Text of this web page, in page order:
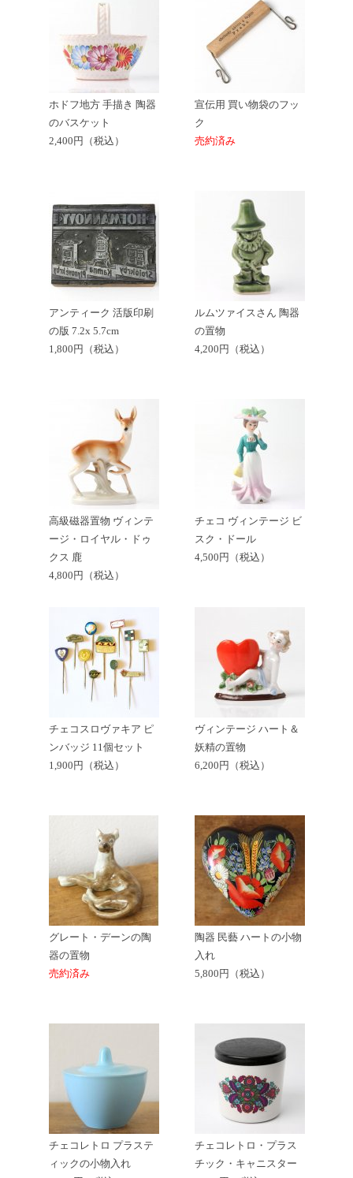
ホドフ地方 手描き 陶器
のバスケット
2,400円（税込）
宣伝用 買い物袋のフッ
ク
売約済み
アンティーク 活版印刷
の版 7.2x 5.7cm
1,800円（税込）
ルムツァイスさん 陶器
の置物
4,200円（税込）
高級磁器置物 ヴィンテ
ージ・ロイヤル・ドゥ
クス 鹿
4,800円（税込）
チェコ ヴィンテージ ビ
スク・ドール
4,500円（税込）
チェコスロヴァキア ピ
ンバッジ 11個セット
1,900円（税込）
ヴィンテージ ハート＆
妖精の置物
6,200円（税込）
グレート・デーンの陶
器の置物
売約済み
陶器 民藝 ハートの小物
入れ
5,800円（税込）
チェコレトロ プラステ
ィックの小物入れ
チェコレトロ・プラス
チック・キャニスター